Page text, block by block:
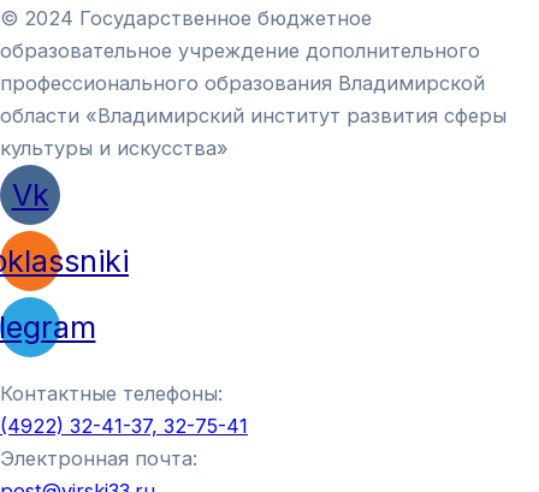
© 2024 Государственное бюджетное
образовательное учреждение дополнительного
профессионального образования Владимирской
области «Владимирский институт развития сферы
культуры и искусства»
Vk
Контактные телефоны:
(4922) 32-41-37, 32-75-41
Электронная почта: